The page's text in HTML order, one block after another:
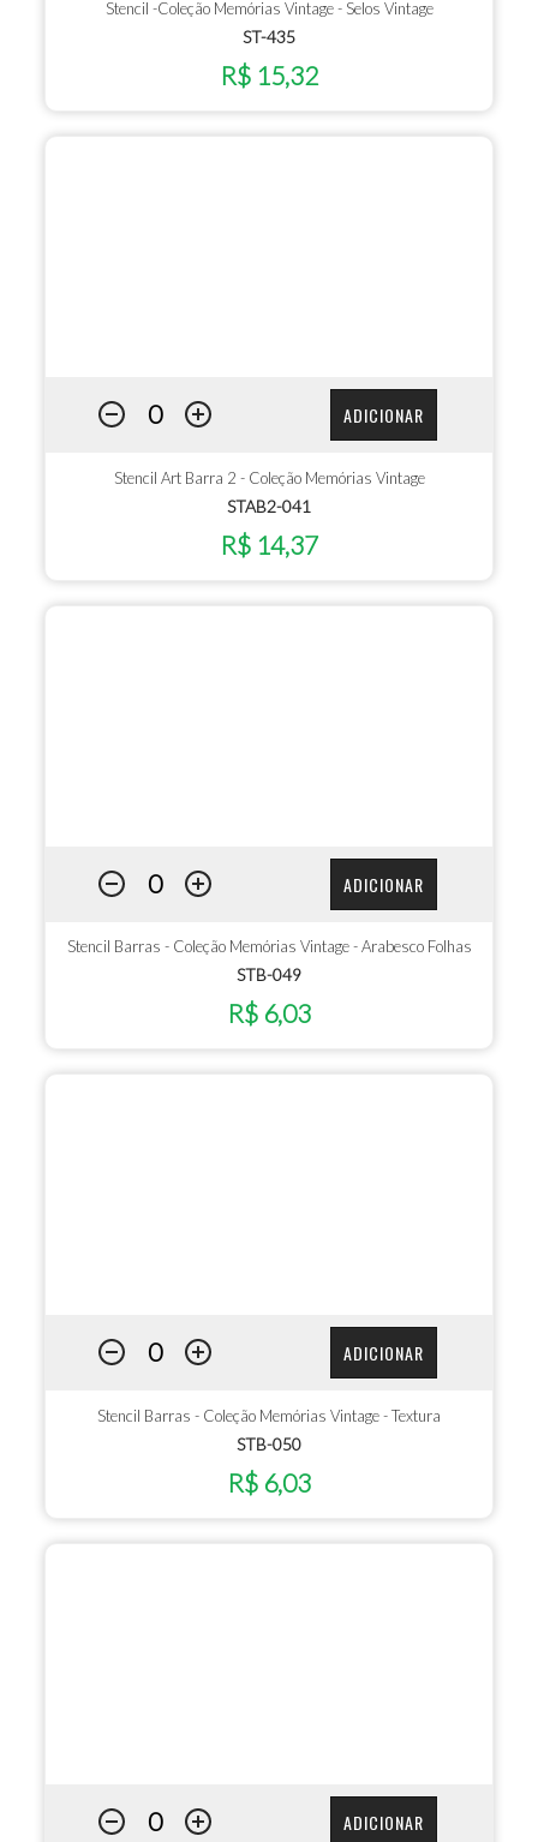
Stencil -Coleção Memórias Vintage - Selos Vintage
ST-435
R$ 15,32
ADICIONAR
Stencil Art Barra 2 - Coleção Memórias Vintage
STAB2-041
R$ 14,37
ADICIONAR
Stencil Barras - Coleção Memórias Vintage - Arabesco Folhas
STB-049
R$ 6,03
ADICIONAR
Stencil Barras - Coleção Memórias Vintage - Textura
STB-050
R$ 6,03
ADICIONAR